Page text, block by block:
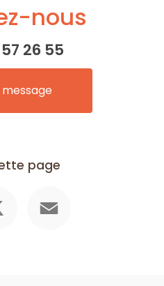
nous
26 55
page